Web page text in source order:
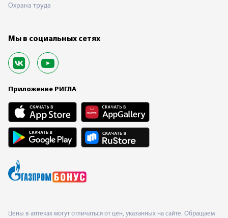
Охрана труда
Мы в социальных сетях
Приложение РИГЛА
Цены в аптеках могут отличаться от цен, указанных на сайте. Обращаем